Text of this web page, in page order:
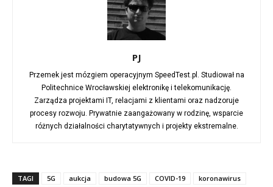
PJ
Przemek jest mózgiem operacyjnym SpeedTest.pl. Studiował na
Politechnice Wrocławskiej elektronikę i telekomunikację.
Zarządza projektami IT, relacjami z klientami oraz nadzoruje
procesy rozwoju. Prywatnie zaangażowany w rodzinę, wsparcie
różnych działalności charytatywnych i projekty ekstremalne.
TAGI 5G aukcja budowa 5G COVID-19
koronawirus